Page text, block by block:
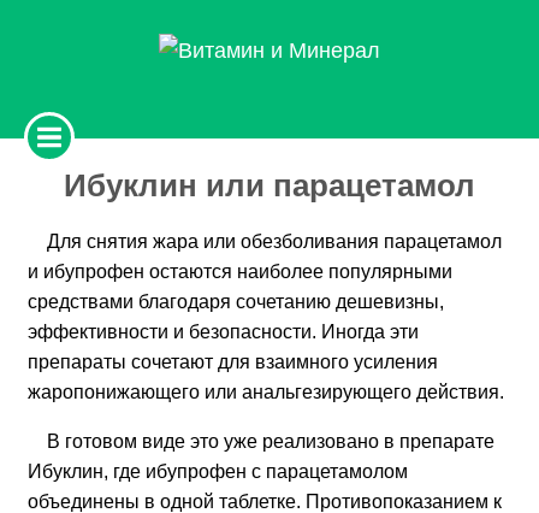
Ибуклин или парацетамол
Для снятия жара или обезболивания парацетамол
и ибупрофен остаются наиболее популярными
средствами благодаря сочетанию дешевизны,
эффективности и безопасности. Иногда эти
препараты сочетают для взаимного усиления
жаропонижающего или анальгезирующего действия.
В готовом виде это уже реализовано в препарате
Ибуклин, где ибупрофен с парацетамолом
объединены в одной таблетке. Противопоказанием к